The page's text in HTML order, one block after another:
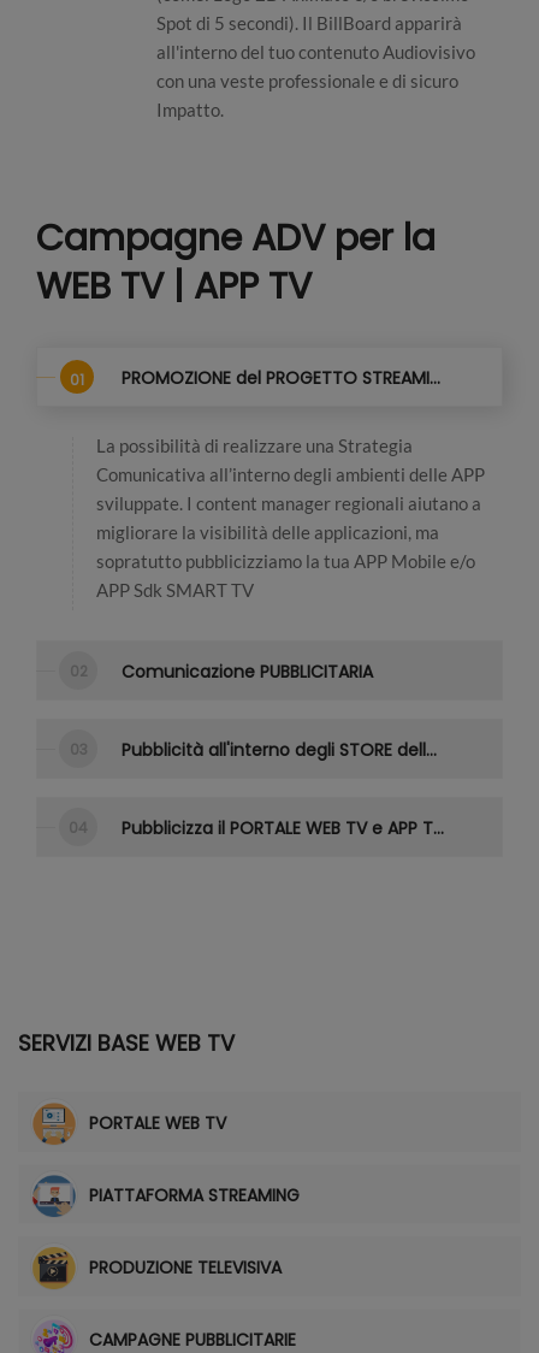
Spot di 5 secondi). Il BillBoard apparirà
all'interno del tuo contenuto Audiovisivo
con una veste professionale e di sicuro
Impatto.
Campagne ADV per la
WEB TV | APP TV
PROMOZIONE del PROGETTO STREAMING
La possibilità di realizzare una Strategia
Comunicativa all’interno degli ambienti delle APP
sviluppate. I content manager regionali aiutano a
migliorare la visibilità delle applicazioni, ma
sopratutto pubblicizziamo la tua APP Mobile e/o
APP Sdk SMART TV
Comunicazione PUBBLICITARIA
Pubblicità all'interno degli STORE delle APP TV
Pubblicizza il PORTALE WEB TV e APP TV sulla rete Display di Google
SERVIZI BASE WEB TV
PORTALE WEB TV
PIATTAFORMA STREAMING
PRODUZIONE TELEVISIVA
CAMPAGNE PUBBLICITARIE